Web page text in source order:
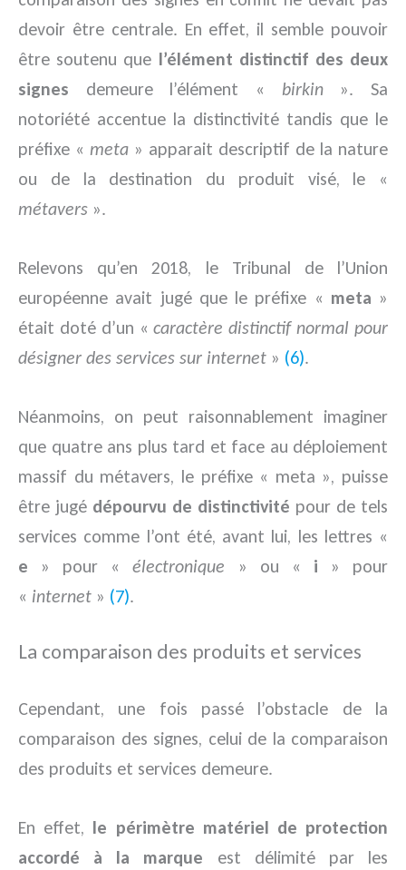
devoir être centrale. En effet, il semble pouvoir
être soutenu que l’élément distinctif des deux
signes demeure l’élément « birkin ». Sa
notoriété accentue la distinctivité tandis que le
préfixe « meta » apparait descriptif de la nature
ou de la destination du produit visé, le «
métavers ».
Relevons qu’en 2018, le Tribunal de l’Union
européenne avait jugé que le préfixe « meta »
était doté d’un «caractère distinctif normal pour
désigner des services sur internet » (6).
Néanmoins, on peut raisonnablement imaginer
que quatre ans plus tard et face au déploiement
massif du métavers, le préfixe « meta », puisse
être jugé dépourvu de distinctivité pour de tels
services comme l’ont été, avant lui, les lettres «
e » pour «électronique » ou « i » pour
« internet » (7).
La comparaison des produits et services
Cependant, une fois passé l’obstacle de la
comparaison des signes, celui de la comparaison
des produits et services demeure.
En effet, le périmètre matériel de protection
accordé à la marque est délimité par les